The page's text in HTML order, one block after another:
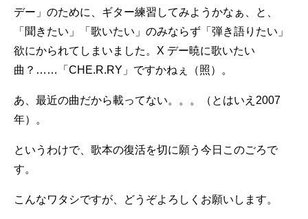
デー」のために、ギター練習してみようかなぁ、と、
「聞きたい」「歌いたい」のみならず「弾き語りたい」
欲にかられてしまいました。X デー暁に歌いたい
曲？……「CHE.R.RY」ですかねぇ（照）。
あ、最近の曲だから載ってない。。。（とはいえ2007
年）。
というわけで、歌本の復活を切に願う今日このごろで
す。
こんなワタシですが、どうぞよろしくお願いします。